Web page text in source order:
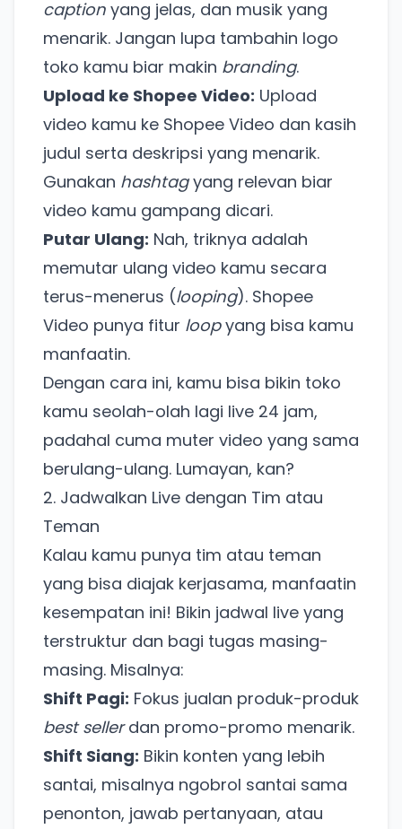
caption yang jelas, dan musik yang
menarik. Jangan lupa tambahin logo
toko kamu biar makin branding.
Upload ke Shopee Video: Upload
video kamu ke Shopee Video dan kasih
judul serta deskripsi yang menarik.
Gunakan hashtagyang relevan biar
video kamu gampang dicari.
Putar Ulang: Nah, triknya adalah
memutar ulang video kamu secara
terus-menerus (looping). Shopee
Video punya fitur loopyang bisa kamu
manfaatin.
Dengan cara ini, kamu bisa bikin toko
kamu seolah-olah lagi live 24 jam,
padahal cuma muter video yang sama
berulang-ulang. Lumayan, kan?
2. Jadwalkan Live dengan Tim atau
Teman
Kalau kamu punya tim atau teman
yang bisa diajak kerjasama, manfaatin
kesempatan ini! Bikin jadwal live yang
terstruktur dan bagi tugas masing-
masing. Misalnya:
Shift Pagi: Fokus jualan produk-produk
best sellerdan promo-promo menarik.
Shift Siang: Bikin konten yang lebih
santai, misalnya ngobrol santai sama
penonton, jawab pertanyaan, atau